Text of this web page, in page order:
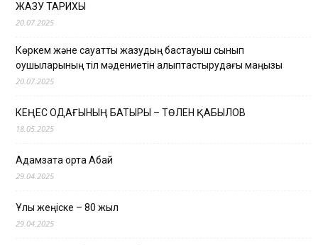
ЖАЗУ ТАРИХЫ
20.07.2025
Көркем және сауатты жазудың бастауыш сынып
оқушыларының тіл мәдениетін қалыптастырудағы маңызы
20.07.2025
КЕҢЕС ОДАҒЫНЫҢ БАТЫРЫ – ТӨЛЕН ҚАБЫЛОВ
18.05.2025
Адамзатқа ортақ Абай
29.04.2025
Ұлы жеңіске – 80 жыл
29.04.2025